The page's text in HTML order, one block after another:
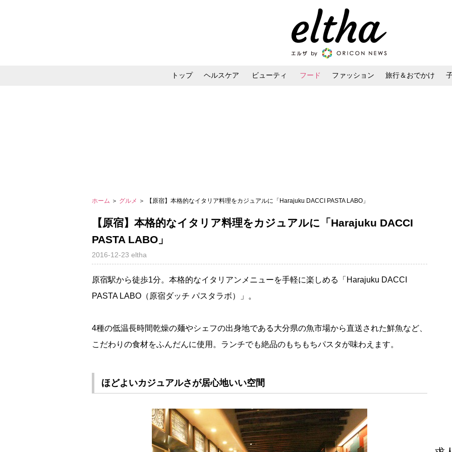
トップ ヘルスケア ビューティ フード ファッション 旅行＆おでかけ
ホーム ＞ グルメ ＞ 【原宿】本格的なイタリア料理をカジュアルに「Harajuku DACCI PASTA LABO」
【原宿】本格的なイタリア料理をカジュアルに「Harajuku DACCI
PASTA LABO」
2016-12-23 eltha
原宿駅から徒歩1分。本格的なイタリアンメニューを手軽に楽しめる「Harajuku DACCI
PASTA LABO（原宿ダッチ パスタラボ）」。
4種の低温長時間乾燥の麺やシェフの出身地である大分県の魚市場から直送された鮮魚など、
こだわりの食材をふんだんに使用。ランチでも絶品のもちもちパスタが味わえます。
ほどよいカジュアルさが居心地いい空間